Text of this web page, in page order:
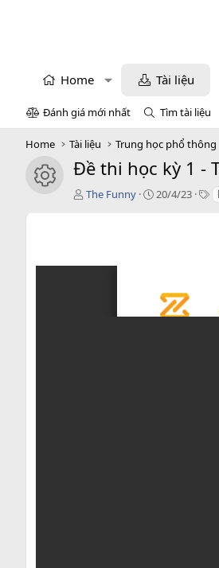
Home Tài liệu
Đánh giá mới nhất Tìm tài liệu
Home Tài liệu Trung học phổ thông
icon tài liệu
Đề thi học kỳ 1 -
T
ả
The Funny
C
n
20/4/23
T